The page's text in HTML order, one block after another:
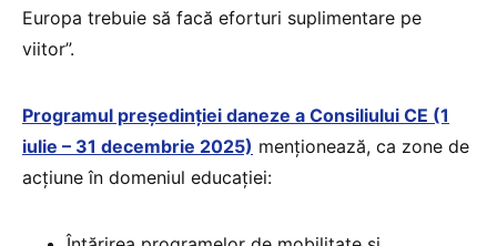
Europa trebuie să facă eforturi suplimentare pe
viitor”.
Programul președinției daneze a Consiliului CE (1
iulie – 31 decembrie 2025) menționează, ca zone de
acțiune în domeniul educației: